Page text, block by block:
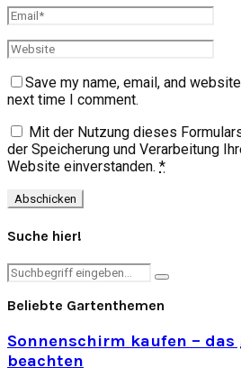
Save my name, email, and
next time I comment.
Mit der Nutzung dieses
der Speicherung und Verarbeitung
Website einverstanden. *
Suche hier!
Search
Search
Beliebte Gartenthemen
Sonnenschirm kaufen – das
beachten